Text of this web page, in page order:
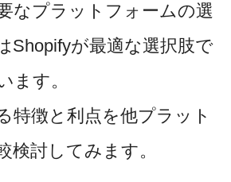
な プラットフォームの選
Shopifyが最適な選択肢で
ます。
特徴と利点を他プラット
検討してみます。